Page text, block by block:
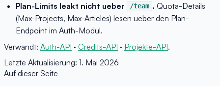
Plan-Limits leakt nicht ueber
/team . Quota-Details
(Max-Projects, Max-Articles) lesen ueber den Plan-
Endpoint im Auth-Modul.
Verwandt: Auth-API · Credits-API · Projekte-API.
Letzte Aktualisierung: 1. Mai 2026
Auf dieser Seite